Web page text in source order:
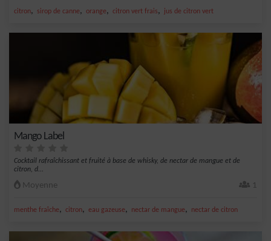
citron, sirop de canne, orange, citron vert frais, jus de citron vert
Mango Label
Cocktail rafraîchissant et fruité à base de whisky, de nectar de mangue et de
citron, d...
Moyenne 1
menthe fraîche, citron, eau gazeuse, nectar de mangue, nectar de citron